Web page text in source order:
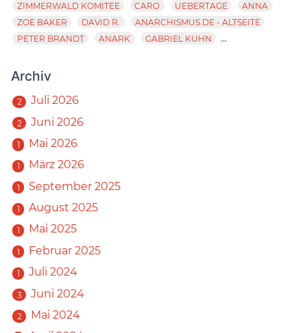
ZIMMERWALD KOMITEE
CARO UEBERTAGE
ANNA
ZOE BAKER
DAVID R.
ANARCHISMUS.DE - ALTSEITE
PETER BRANDT
ANARK GABRIEL KUHN ...
Archiv
2 Juli 2026
2 Juni 2026
1 Mai 2026
1 März 2026
1 September 2025
1 August 2025
1 Mai 2025
1 Februar 2025
1 Juli 2024
3 Juni 2024
2 Mai 2024